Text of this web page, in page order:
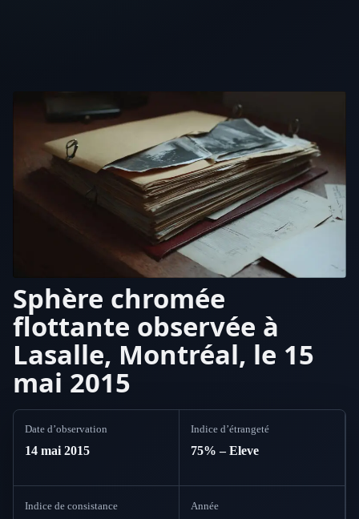
Sphère chromée
flottante observée à
Lasalle, Montréal, le 15
mai 2015
Date d’observation
14 mai 2015
Indice d’étrangeté
75% – Eleve
Indice de consistance Année